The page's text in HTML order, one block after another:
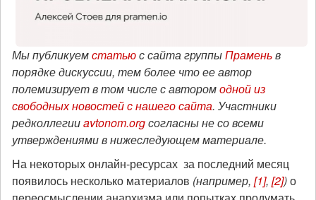
Мы публикуемстатьюс сайта группыПраменьв
порядке дискуссии, тем более что ее автор
полемизирует в том числе с авторомодной из
свободных новостей с нашего сайта. Участники
редколлегииavtonom.orgсогласны не со всеми
утверждениями в нижеследующем материале.
На некоторых онлайн-ресурсах за последний месяц
появилось несколько материалов (например, [1], [2])о